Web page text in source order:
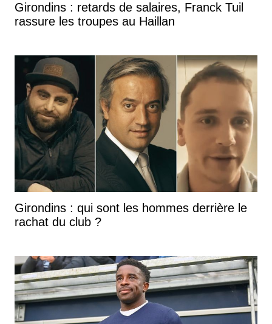
Girondins : retards de salaires, Franck Tuil
rassure les troupes au Haillan
Girondins : qui sont les hommes derrière le
rachat du club ?